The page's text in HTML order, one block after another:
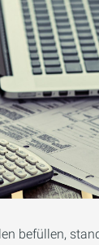
befüllen,